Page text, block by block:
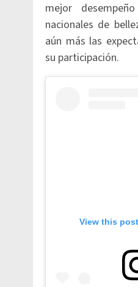
mejor
nacionales de
aún más las
su participación.
View this